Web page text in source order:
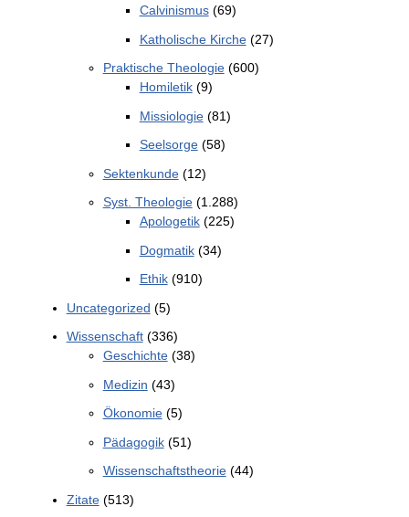
Calvinismus(69)
Katholische Kirche(27)
Praktische Theologie(600)
Homiletik(9)
Missiologie(81)
Seelsorge(58)
Sektenkunde(12)
Syst. Theologie(1.288)
Apologetik(225)
Dogmatik(34)
Ethik(910)
Uncategorized (5)
Wissenschaft(336)
Geschichte(38)
Medizin (43)
Ökonomie(5)
Pädagogik(51)
Wissenschaftstheorie(44)
Zitate(513)